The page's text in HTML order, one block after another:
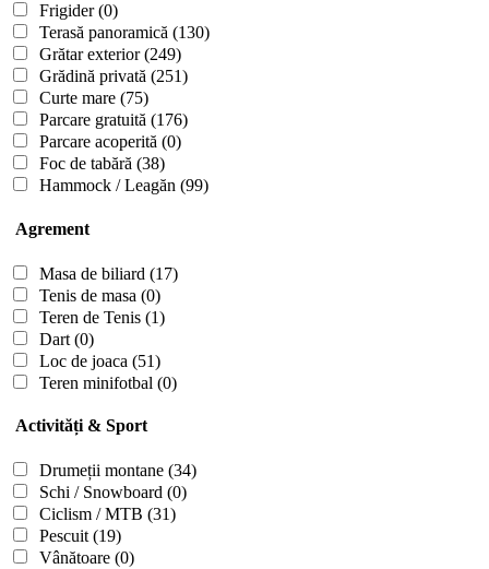
Frigider(0)
Terasă panoramică (130)
Grătar exterior(249)
Grădină privată (251)
Curte mare (75)
Parcare gratuită (176)
Parcare acoperită (0)
Foc de tabără (38)
Hammock / Leagăn (99)
Agrement
Masa de biliard (17)
Tenis de masa (0)
Teren de Tenis (1)
Dart (0)
Loc de joaca (51)
Teren minifotbal (0)
Activități & Sport
Drumeții montane (34)
Schi / Snowboard (0)
Ciclism / MTB (31)
Pescuit(19)
Vânătoare (0)